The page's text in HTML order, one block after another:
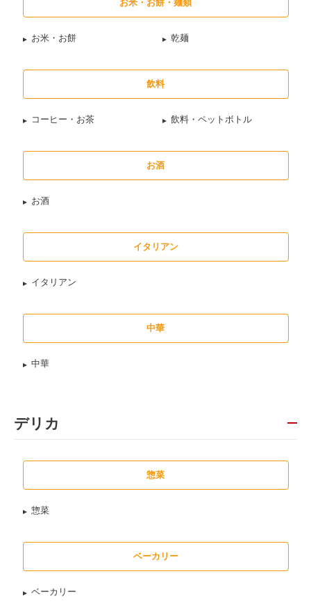
お米・お餅・麺類
お米・お餅 乾麺
飲料
コーヒー・お茶 飲料・ペットボトル
お酒
お酒
イタリアン
イタリアン
中華
中華
デリカ
惣菜
惣菜
ベーカリー
ベーカリー